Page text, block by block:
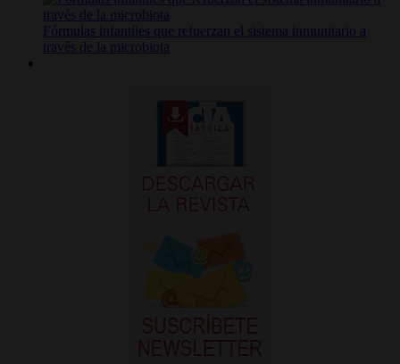
Fórmulas infantiles que refuerzan el sistema inmunitario a
través de la microbiota